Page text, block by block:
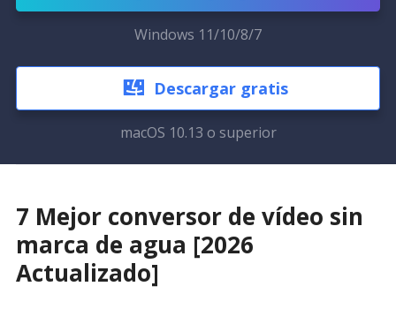
Windows 11/10/8/7
Descargar gratis
macOS 10.13 o superior
7 Mejor conversor de vídeo sin
marca de agua [2026
Actualizado]